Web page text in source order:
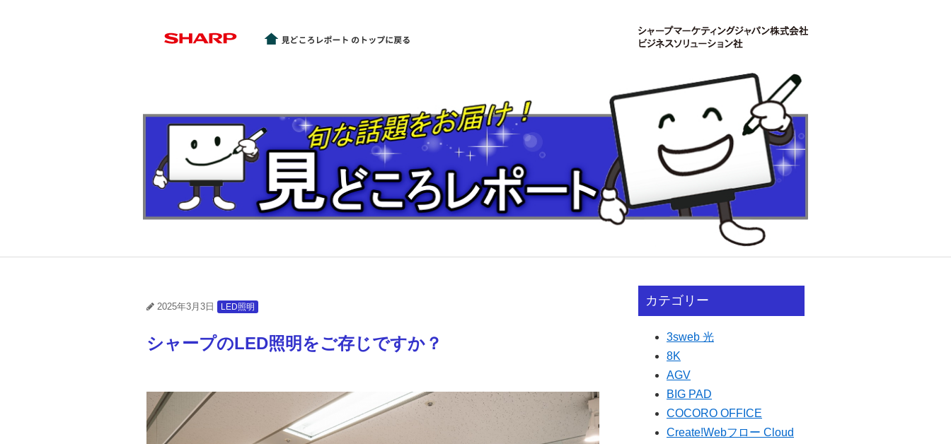
2025年3月3日 LED照明
シャープのLED照明をご存じですか？
カテゴリー
3sweb 光
8K
AGV
BIG PAD
COCORO OFFICE
Create!Webフロー Cloud